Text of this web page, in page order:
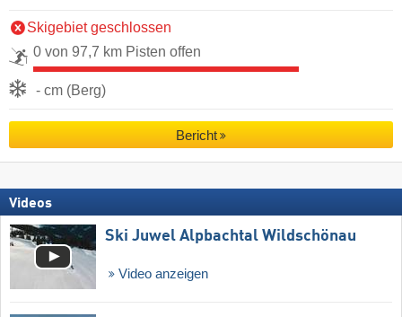
Skigebiet geschlossen
0 von 97,7 km Pisten offen
- cm (Berg)
Bericht
Videos
Ski Juwel Alpbachtal Wildschönau
Video anzeigen